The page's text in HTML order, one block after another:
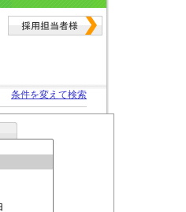
条件を変えて検索